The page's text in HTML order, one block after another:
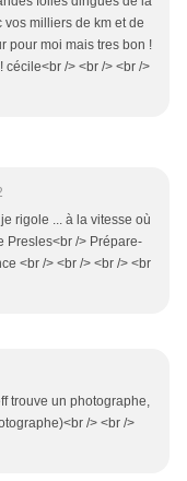
milliers de km et de
pour moi mais tres bon !
cécile<br /> <br /> <br />
rigole ... à la vitesse où
Presles<br /> Prépare-
<br /> <br /> <br /> <br
trouve un photographe,
/> <br />